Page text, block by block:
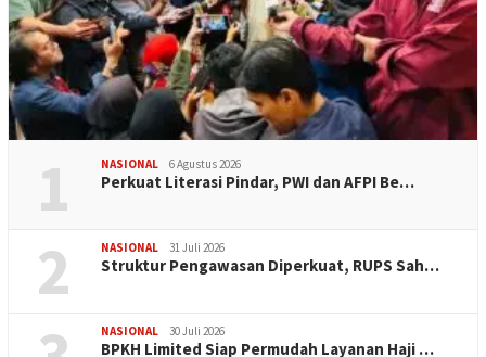
1 NASIONAL 6 Agustus 2026
Perkuat Literasi Pindar, PWI dan AFPI Be…
2 NASIONAL 31 Juli 2026
​Struktur Pengawasan Diperkuat, RUPS Sah…
NASIONAL 30 Juli 2026
BPKH Limited Siap Permudah Layanan Haji …